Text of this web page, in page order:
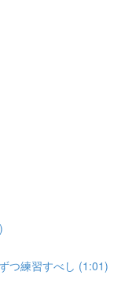
つ練習すべし (1:01)